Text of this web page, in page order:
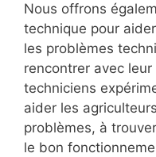
Nous offrons
technique pour
les problèmes
rencontrer avec
techniciens
aider les
problèmes, à
le bon